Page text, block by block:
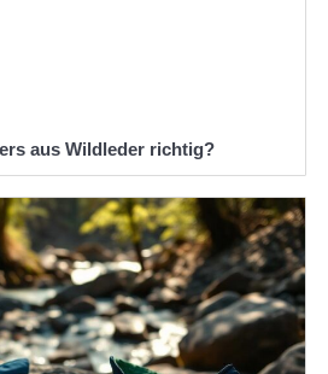
aus Wildleder richtig?